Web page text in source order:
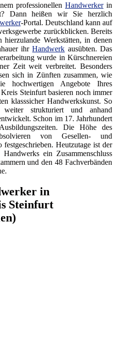
professionellenHandwerkerin
Dann heißen wir Sie herzlich
-Portal. Deutschland kann auf
zurückblicken. Bereits
Werkstätten, in denen
ihrHandwerk ausübten. Das
wurde in Kürschnereien
Zeit weit verbreitet. Besonders
sich in Zünften zusammen, wie
Angebote Ihres
Steinfurt basieren noch immer
klasssicher Handwerkskunst. So
strukturiert und anhand
Schon im 17. Jahrhundert
Die Höhe des
von Gesellen- und
Heutzutage ist der
ein Zusammenschluss
und den 48 Fachverbänden
in
Steinfurt